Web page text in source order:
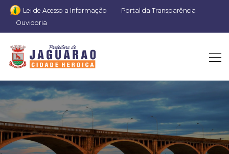
Lei de Acesso a Informação
Portal da Transparência
Ouvidoria